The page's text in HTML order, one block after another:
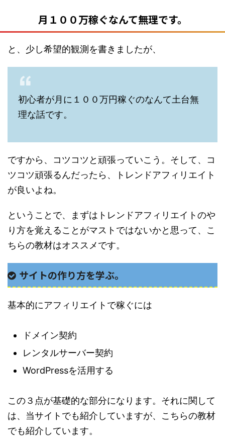
月１００万稼ぐなんて無理です。
と、少し希望的観測を書きましたが、
初心者が月に１００万円稼ぐのなんて土台無
理な話です。
ですから、コツコツと頑張っていこう。そして、コ
ツコツ頑張るんだったら、トレンドアフィリエイト
が良いよね。
ということで、まずはトレンドアフィリエイトのや
り方を覚えることがマストではないかと思って、こ
ちらの教材はオススメです。
サイトの作り方を学ぶ。
基本的にアフィリエイトで稼ぐには
ドメイン契約
レンタルサーバー契約
WordPressを活用する
この３点が基礎的な部分になります。それに関して
は、当サイトでも紹介していますが、こちらの教材
でも紹介しています。